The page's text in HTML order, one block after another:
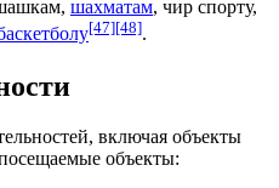
шахматам, чир спорту,
[47][48].
включая объекты
объекты: